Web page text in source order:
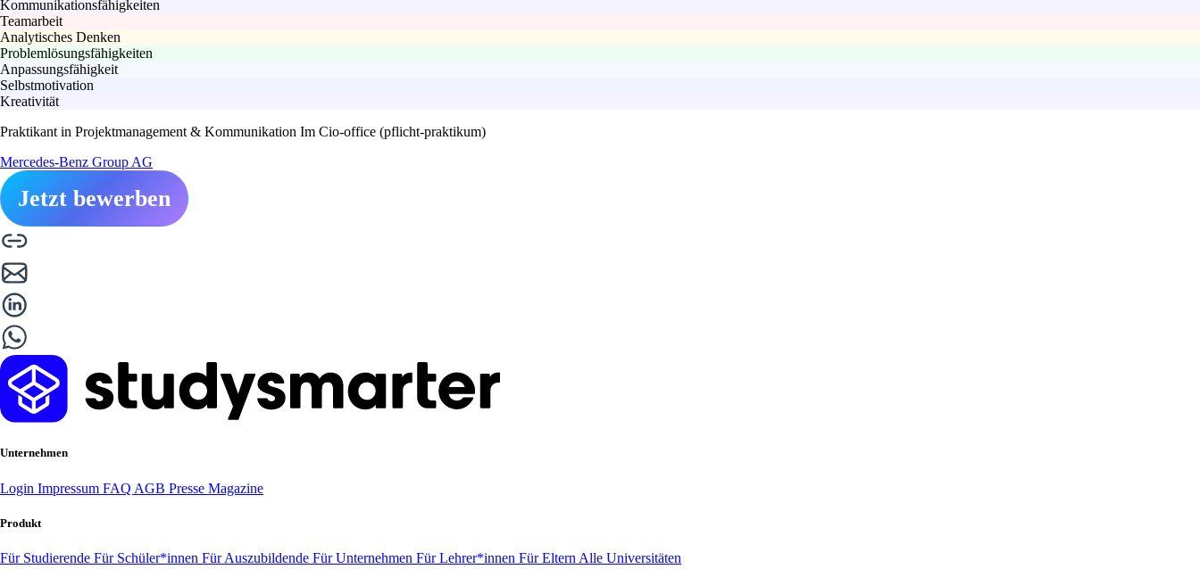
Kommunikationsfähigkeiten
Teamarbeit
Analytisches Denken
Problemlösungsfähigkeiten
Anpassungsfähigkeit
Selbstmotivation
Kreativität
Praktikant in Projektmanagement & Kommunikation Im Cio-office (pflicht-praktikum)
Mercedes-Benz Group AG
Jetzt bewerben
Unternehmen
Login Impressum FAQ AGB Presse Magazine
Produkt
Für Studierende Für Schüler*innen Für Auszubildende Für Unternehmen Für Lehrer*innen Für Eltern Alle Universitäten